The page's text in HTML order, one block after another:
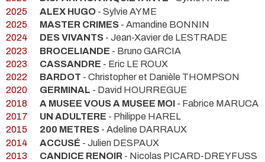
2025
ALEX HUGO - Sylvie AYME
2025
MASTER CRIMES - Amandine BONNIN
2024
DES VIVANTS - Jean-Xavier de LESTRADE
2023
BROCELIANDE - Bruno GARCIA
2023
CASSANDRE - Eric LE ROUX
2022
BARDOT - Christopher et Danièle THOMPSON
2020
GERMINAL - David HOURREGUE
2018
A MUSEE VOUS A MUSEE MOI - Fabrice MARUCA
2017
UN ADULTERE - Philippe HAREL
2015
200 METRES - Adeline DARRAUX
2014
ACCUSÉ - Julien DESPAUX
2013
CANDICE RENOIR - Nicolas PICARD-DREYFUSS